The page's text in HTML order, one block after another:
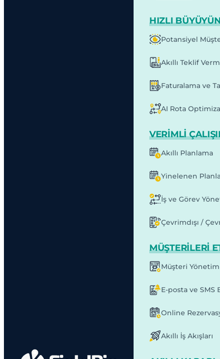
HIZLI
Potansiyel
Akıllı Teklif
Faturalama ve
AI Rota
VERIMLI
Akıllı Planlama
Yinelenen
İş ve Görev
Çevrimdışı /
MÜŞTERILERI
Müşteri
E-posta ve
Online
Akıllı İş Akışları